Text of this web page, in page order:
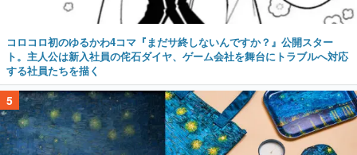
コロコロ初のゆるかわ4コマ『まだサ終しないんですか？』公開スター
ト。主人公は新入社員の侘石ダイヤ、ゲーム会社を舞台にトラブルへ対応
する社員たちを描く
5